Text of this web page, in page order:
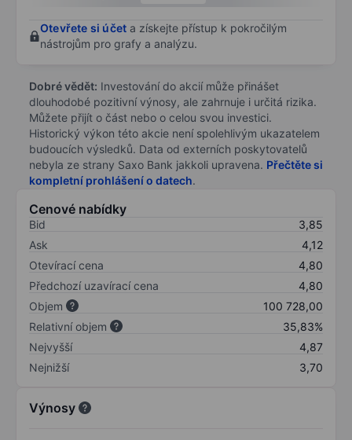
Otevřete si účet a získejte přístup k pokročilým
nástrojům pro grafy a analýzu.
Dobré vědět: Investování do akcií může přinášet
dlouhodobé pozitivní výnosy, ale zahrnuje i určitá rizika.
Můžete přijít o část nebo o celou svou investici.
Historický výkon této akcie není spolehlivým ukazatelem
budoucích výsledků. Data od externích poskytovatelů
nebyla ze strany Saxo Bank jakkoli upravena. Přečtěte si
kompletní prohlášení o datech.
Cenové nabídky
Bid
3,85
Ask
4,12
Otevírací cena
4,80
Předchozí uzavírací cena
4,80
Objem
100 728,00
Relativní objem
35,83%
Nejvyšší
4,87
Nejnižší
3,70
Výnosy